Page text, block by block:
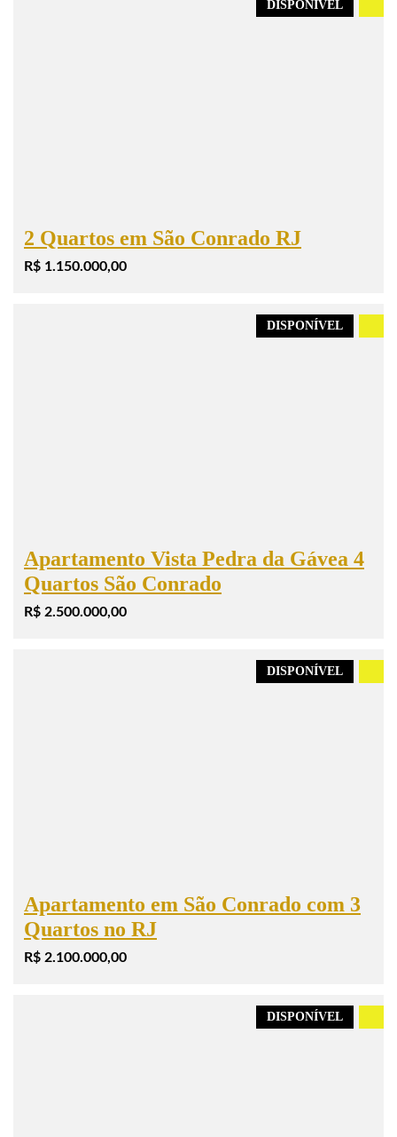
DISPONÍVEL
2 Quartos em São Conrado RJ
R$ 1.150.000,00
DISPONÍVEL
Apartamento Vista Pedra da Gávea 4
Quartos São Conrado
R$ 2.500.000,00
DISPONÍVEL
Apartamento em São Conrado com 3
Quartos no RJ
R$ 2.100.000,00
DISPONÍVEL